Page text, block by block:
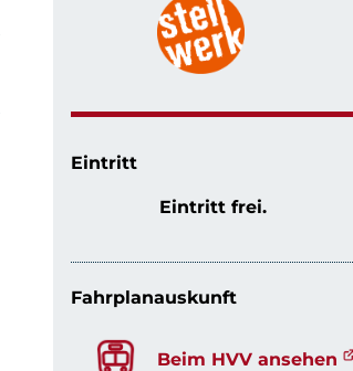
Eintritt
Eintritt frei.
Fahrplanauskunft
Beim HVV ansehen